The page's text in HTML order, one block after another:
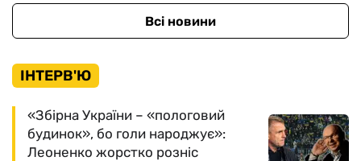
Всі новини
ІНТЕРВ'Ю
«Збірна України – «пологовий
будинок», бо голи народжує»:
Леоненко жорстко розніс